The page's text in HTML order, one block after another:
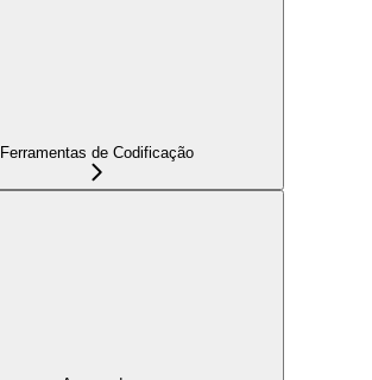
Ferramentas de Codificação